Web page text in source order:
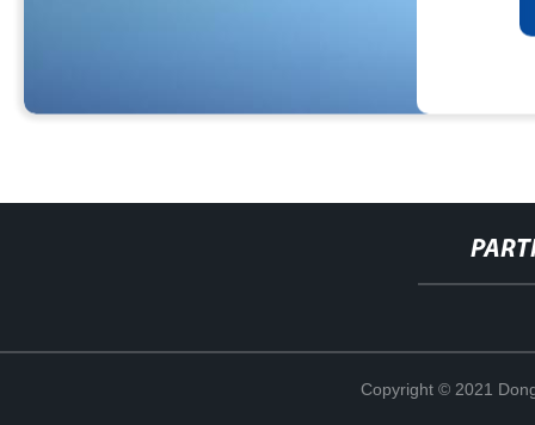
Copyright © 2021